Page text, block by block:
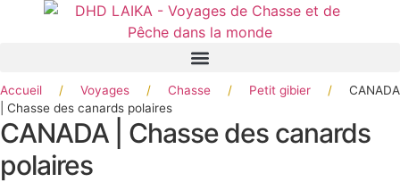
Accueil / Voyages / Chasse / Petit gibier /
CANADA
| Chasse des canards polaires
CANADA | Chasse des canards
polaires
Panneau de gestion des cookies